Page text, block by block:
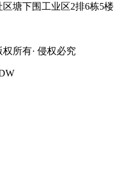
塘下围工业区2排6栋5楼
所有· 侵权必究